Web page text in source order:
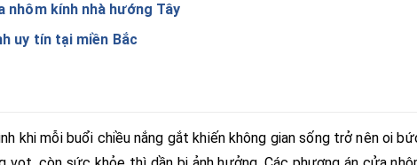
nhôm kính nhà hướng Tây
uy tín tại miền Bắc
khi mỗi buổi chiều nắng gắt khiến không gian sống trở nên oi